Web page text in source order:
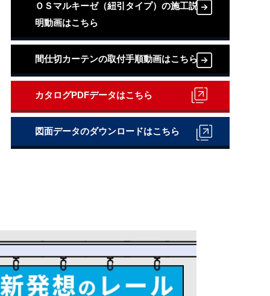
ＯＳマルキーゼ（紐引タイプ）の施工説
明動画はこちら
間仕切カーテンの取付手順動画はこちら
カタログPDFデータはこちら
図面データのダウンロードはこちら